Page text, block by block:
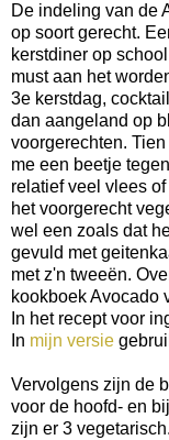
De indeling van de
op soort gerecht.
kerstdiner op
must aan het
3e kerstdag,
dan aangeland op
voorgerechten.
me een beetje
relatief veel vlees
het voorgerecht
wel een zoals dat
gevuld met
met z'n tweeën.
kookboek Avocado
In het recept voor
In mijn versie
Vervolgens zijn de
voor de hoofd- en
zijn er 3